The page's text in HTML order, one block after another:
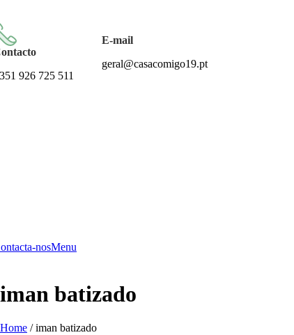
926 725 511
E-mail
geral@casacomigo19.pt
nosMenu
iman batizado
Home /iman batizado